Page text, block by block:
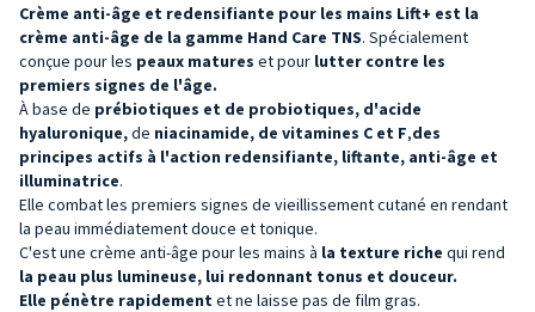
Crème anti-âge et redensifiante pour les mains Lift+ est la
crème anti-âge de la gamme Hand Care TNS. Spécialement
conçue pour les peaux matures et pour lutter contre les
premiers signes de l'âge.
À base de prébiotiques et de probiotiques, d'acide
hyaluronique,de niacinamide, de vitamines C et F,des
principes actifs à l'action redensifiante, liftante, anti-âge et
illuminatrice.
Elle combat les premiers signes de vieillissement cutané en rendant
la peau immédiatement douce et tonique.
C'est une crème anti-âge pour les mains à la texture riche qui rend
la peau plus lumineuse, lui redonnant tonus et douceur.
Elle pénètre rapidement et ne laisse pas de film gras.